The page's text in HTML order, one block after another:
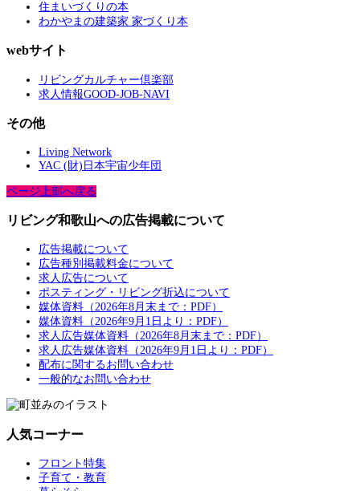
住まいづくりの本
わかやまの建築家 家づくり本
webサイト
リビングカルチャー倶楽部
求人情報GOOD-JOB-NAVI
その他
Living Network
YAC (財)日本宇宙少年団
ページ上部へ戻る
リビング和歌山への広告掲載について
広告掲載について
広告種別掲載料金について
求人広告について
ポスティング・リビング折込について
媒体資料（2026年8月末まで：PDF）
媒体資料（2026年9月1日より：PDF）
求人広告媒体資料（2026年8月末まで：PDF）
求人広告媒体資料（2026年9月1日より：PDF）
配布に関するお問い合わせ
一般的なお問い合わせ
人気コーナー
フロント特集
子育て・教育